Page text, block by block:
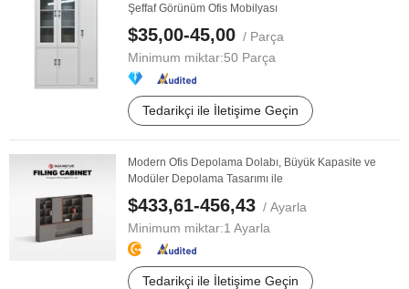
Şeffaf Görünüm Ofis Mobilyası
$35,00-45,00 / Parça
Minimum miktar:50 Parça
Tedarikçi ile İletişime Geçin
Modern Ofis Depolama Dolabı, Büyük Kapasite ve
Modüler Depolama Tasarımı ile
$433,61-456,43 / Ayarla
Minimum miktar:1 Ayarla
Tedarikçi ile İletişime Geçin